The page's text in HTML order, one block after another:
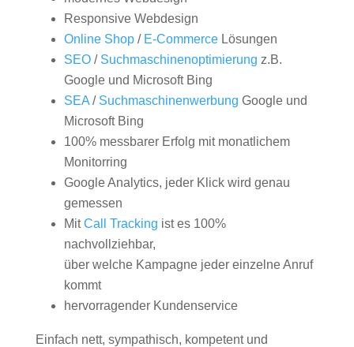
Responsive Webdesign
Online Shop/ E-CommerceLösungen
SEO/ Suchmaschinenoptimierung z.B.
Google und Microsoft Bing
SEA/ Suchmaschinenwerbung Google und
Microsoft Bing
100% messbarer Erfolg mit monatlichem
Monitorring
Google Analytics, jeder Klick wird genau
gemessen
MitCall Tracking ist es 100%
nachvollziehbar,
über welche Kampagne jeder einzelne Anruf
kommt
hervorragender Kundenservice
Einfach nett, sympathisch, kompetent und